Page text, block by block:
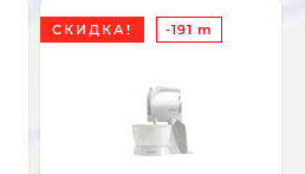
СКИДКА! -191 m